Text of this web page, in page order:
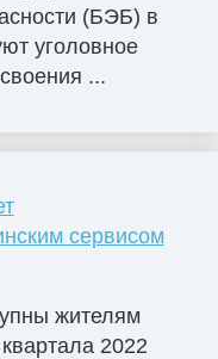
(БЭБ) в
уголовное
...
сервисом
жителям
2022